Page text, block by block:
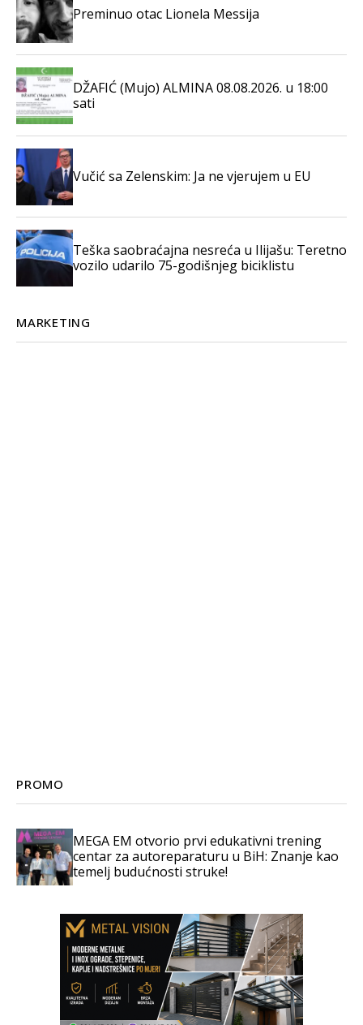
Preminuo otac Lionela Messija
DŽAFIĆ (Mujo) ALMINA 08.08.2026. u 18:00
sati
Vučić sa Zelenskim: Ja ne vjerujem u EU
Teška saobraćajna nesreća u Ilijašu: Teretno
vozilo udarilo 75-godišnjeg biciklistu
MARKETING
PROMO
MEGA EM otvorio prvi edukativni trening
centar za autoreparaturu u BiH: Znanje kao
temelj budućnosti struke!